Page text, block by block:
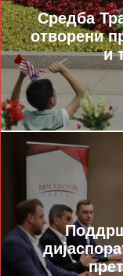
Средба
отворени
и